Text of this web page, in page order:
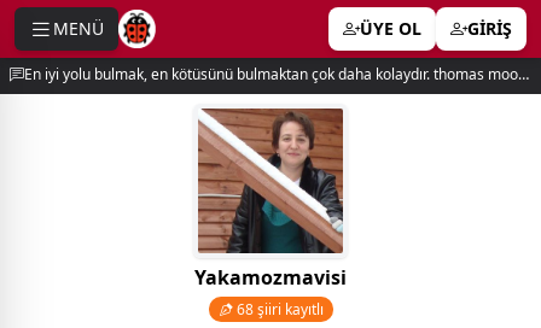
MENÜ ÜYE OL GİRİŞ
En iyi yolu bulmak, en kötüsünü bulmaktan çok daha kolaydır. thomas moore
Yakamozmavisi
68 şiiri kayıtlı
menu